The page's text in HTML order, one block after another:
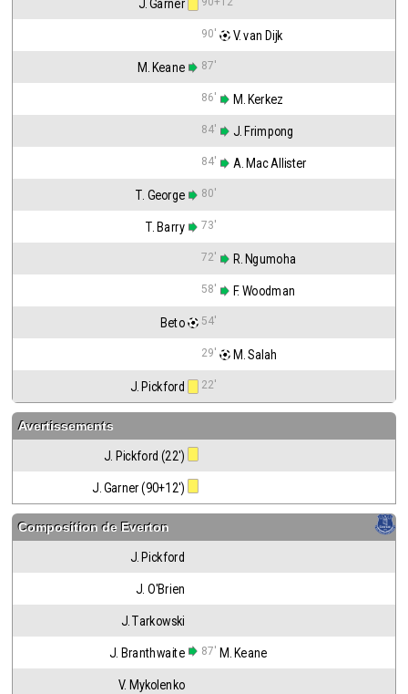
J. Garner
90' V. van Dijk
M. Keane 87'
86' M. Kerkez
84' J. Frimpong
84' A. Mac Allister
T. George 80'
T. Barry 73'
72' R. Ngumoha
58' F. Woodman
Beto 54'
29' M. Salah
J. Pickford 22'
Avertissements
J. Pickford (22')
J. Garner (90+12')
Composition de Everton
J. Pickford
J. O'Brien
J. Tarkowski
J. Branthwaite 87' M. Keane
V. Mykolenko